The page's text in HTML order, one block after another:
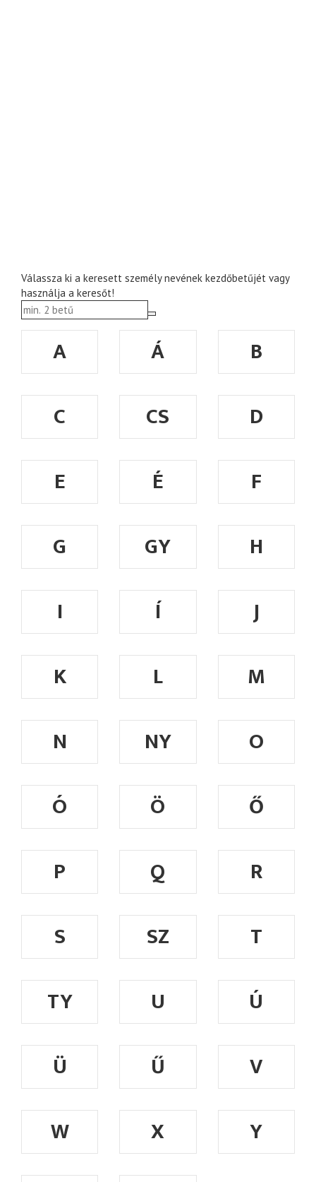
Válassza ki a keresett személy nevének kezdőbetűjét vagy
használja a keresőt!
A Á
B
C
CS
D
E
É
F
G
GY
H
I
Í
J
K
L
M
N
NY
O
Ó
Ö
Ő
P
Q
R
S
SZ
T
TY
U
Ú
Ü
Ű
V
W
X
Y